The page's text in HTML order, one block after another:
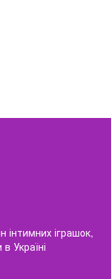
інтимних іграшок,
Україні